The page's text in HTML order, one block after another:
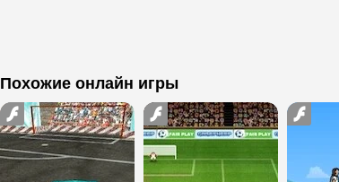
Похожие онлайн игры